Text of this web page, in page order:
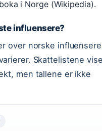
i Norge (Wikipedia).
influensere?
over norske
Skattelistene
men tallene er ikke